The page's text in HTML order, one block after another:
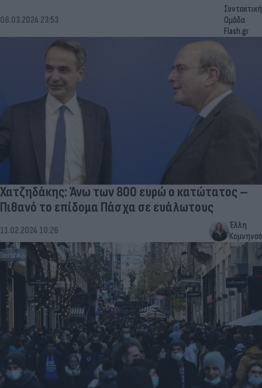
08.03.2024 23:53
Συντακτική
Ομάδα
Flash.gr
Χατζηδάκης: Άνω των 800 ευρώ ο κατώτατος –
Πιθανό το επίδομα Πάσχα σε ευάλωτους
11.02.2024 10:26
Έλλη
Κομνηνού